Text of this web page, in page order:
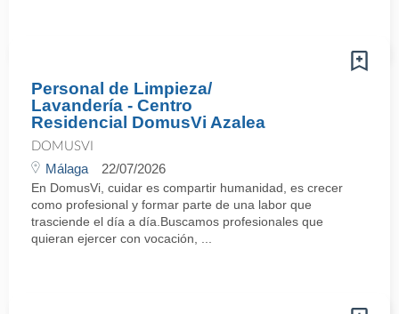
Personal de Limpieza/
Lavandería - Centro
Residencial DomusVi Azalea
DOMUSVI
Málaga 22/07/2026
En DomusVi, cuidar es compartir humanidad, es crecer
como profesional y formar parte de una labor que
trasciende el día a día.Buscamos profesionales que
quieran ejercer con vocación, ...